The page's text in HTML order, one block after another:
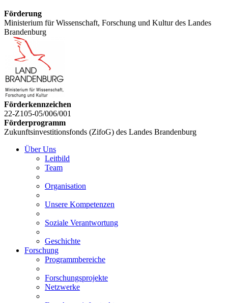
Förderung
Ministerium für Wissenschaft, Forschung und Kultur des Landes
Brandenburg
Förderkennzeichen
22-Z105-05/006/001
Förderprogramm
Zukunftsinvestitionsfonds (ZifoG) des Landes Brandenburg
Über Uns
Leitbild
Team
Organisation
Unsere Kompetenzen
Soziale Verantwortung
Geschichte
Forschung
Programmbereiche
Forschungsprojekte
Netzwerke